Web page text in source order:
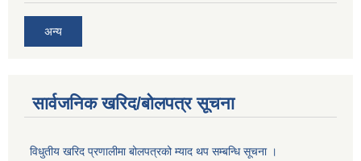
अन्य
सार्वजनिक खरिद/बोलपत्र सूचना
विधुतीय खरिद प्रणालीमा बोलपत्रको म्याद थप सम्बन्धि सूचना ।